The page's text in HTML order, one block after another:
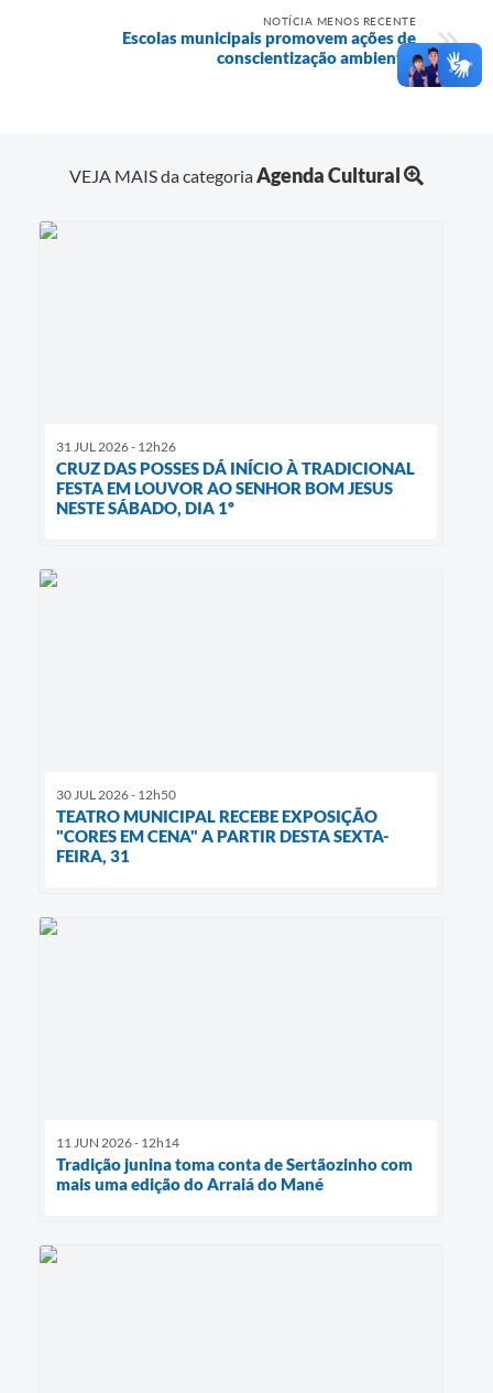
NOTÍCIA MENOS RECENTE
Escolas municipais promovem ações de
conscientização ambiental
VEJA MAIS da categoriaAgenda Cultural
31 JUL 2026 - 12h26
CRUZ DAS POSSES DÁ INÍCIO À TRADICIONAL
FESTA EM LOUVOR AO SENHOR BOM JESUS
NESTE SÁBADO, DIA 1º
30 JUL 2026 - 12h50
TEATRO MUNICIPAL RECEBE EXPOSIÇÃO
"CORES EM CENA" A PARTIR DESTA SEXTA-
FEIRA, 31
11 JUN 2026 - 12h14
Tradição junina toma conta de Sertãozinho com
mais uma edição do Arraiá do Mané